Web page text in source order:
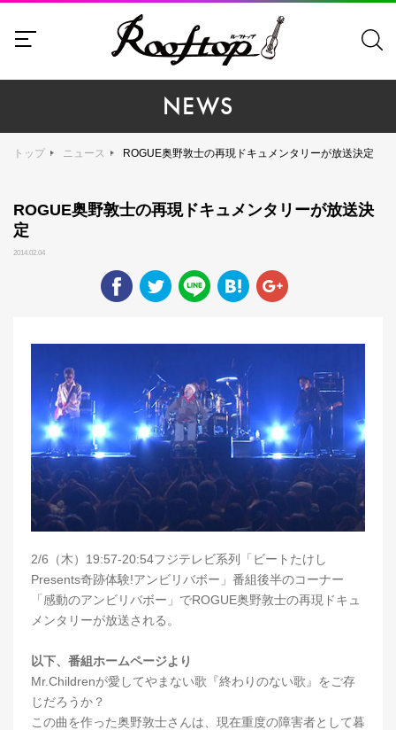
NEWS
トップ ニュース ROGUE奥野敦士の再現ドキュメンタリーが放送決定
ROGUE奥野敦士の再現ドキュメンタリーが放送決
定
2014.02.04
2/6（木）19:57-20:54フジテレビ系列「ビートたけし
Presents奇跡体験!アンビリバボー」番組後半のコーナー
「感動のアンビリバボー」でROGUE奥野敦士の再現ドキュ
メンタリーが放送される。
以下、番組ホームページより
Mr.Childrenが愛してやまない歌『終わりのない歌』をご存
じだろうか？
この曲を作った奥野敦士さんは、現在重度の障害者として暮